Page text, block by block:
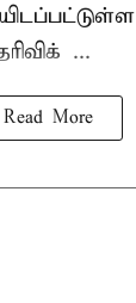
...
Read More